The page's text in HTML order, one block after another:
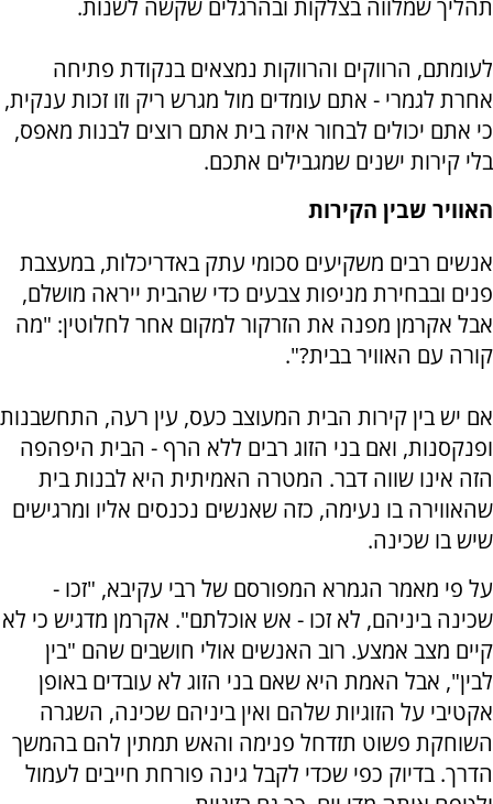
תהליך שמלווה בצלקות ובהרגלים שקשה לשנות.
לעומתם, הרווקים והרווקות נמצאים בנקודת פתיחה
אחרת לגמרי - אתם עומדים מול מגרש ריק וזו זכות ענקית,
כי אתם יכולים לבחור איזה בית אתם רוצים לבנות מאפס,
בלי קירות ישנים שמגבילים אתכם.
האוויר שבין הקירות
אנשים רבים משקיעים סכומי עתק באדריכלות, במעצבת
פנים ובבחירת מניפות צבעים כדי שהבית ייראה מושלם,
אבל אקרמן מפנה את הזרקור למקום אחר לחלוטין: "מה
קורה עם האוויר בבית?".
אם יש בין קירות הבית המעוצב כעס, עין רעה, התחשבנות
ופנקסנות, ואם בני הזוג רבים ללא הרף - הבית היפהפה
הזה אינו שווה דבר. המטרה האמיתית היא לבנות בית
שהאווירה בו נעימה, כזה שאנשים נכנסים אליו ומרגישים
שיש בו שכינה.
על פי מאמר הגמרא המפורסם של רבי עקיבא, "זכו -
שכינה ביניהם, לא זכו - אש אוכלתם". אקרמן מדגיש כי לא
קיים מצב אמצע. רוב האנשים אולי חושבים שהם "בין
לבין", אבל האמת היא שאם בני הזוג לא עובדים באופן
אקטיבי על הזוגיות שלהם ואין ביניהם שכינה, השגרה
השוחקת פשוט תזדחל פנימה והאש תמתין להם בהמשך
הדרך. בדיוק כפי שכדי לקבל גינה פורחת חייבים לעמול